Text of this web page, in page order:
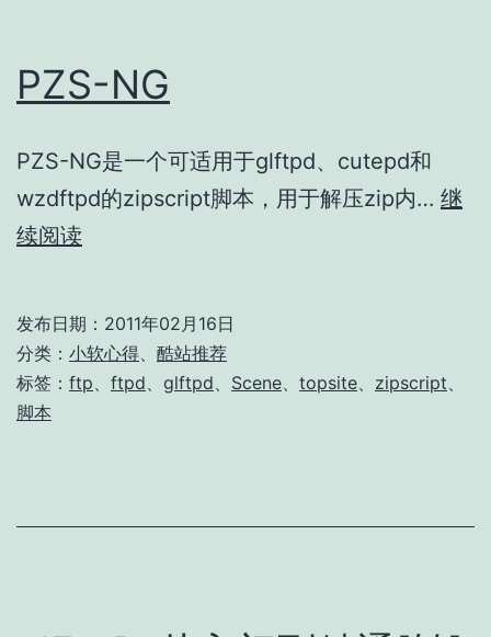
PZS-NG
PZS-NG是一个可适用于glftpd、cutepd和
wzdftpd的zipscript脚本，用于解压zip内… 继
续阅读
发布日期： 2011年02月16日
分类： 小软心得
酷站推荐
标签： ftp ftpd glftpd Scene topsite zipscript
脚本